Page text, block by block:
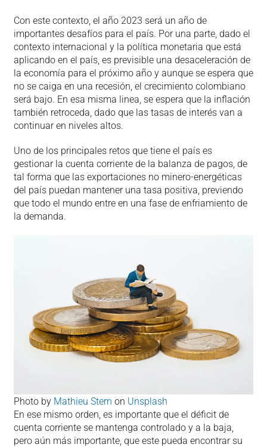
Con este contexto, el año 2023 será un año de
importantes desafíos para el país. Por una parte, dado el
contexto internacional y la política monetaria que está
aplicando en el país, es previsible una desaceleración de
la economía para el próximo año y aunque se espera que
no se caiga en una recesión, el crecimiento colombiano
será bajo. En esa misma linea, se espera que la inflación
también retroceda, dado que las tasas de interés van a
continuar en niveles altos.
Uno de los principales retos que tiene el país es
gestionar la cuenta corriente de la balanza de pagos, de
tal forma que las exportaciones no minero-energéticas
del país puedan mantener una tasa positiva, previendo
que todo el mundo entre en una fase de enfriamiento de
la demanda.
Photo by Mathieu Stern on Unsplash
En ese mismo orden, es importante que el déficit de
cuenta corriente se mantenga controlado y a la baja,
pero aún más importante, que este pueda encontrar su